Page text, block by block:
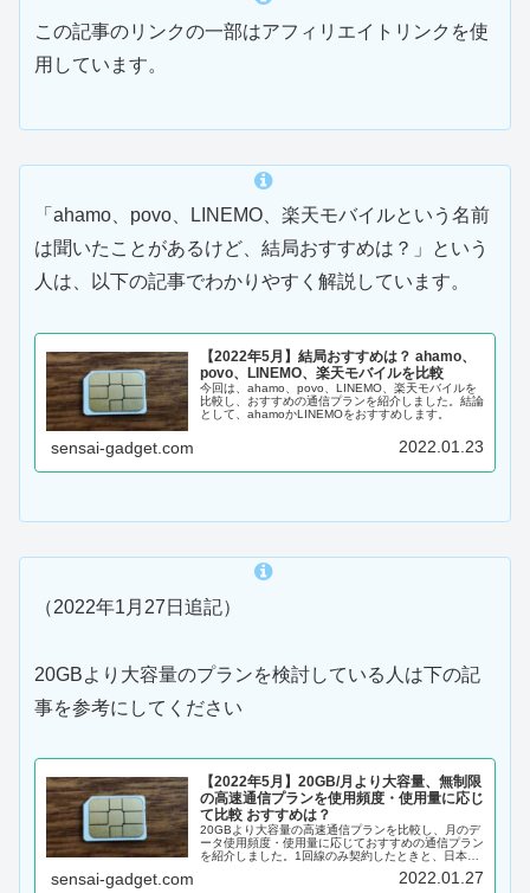
この記事のリンクの一部はアフィリエイトリンクを使
用しています。
「ahamo、povo、LINEMO、楽天モバイルという名前
は聞いたことがあるけど、結局おすすめは？」という
人は、以下の記事でわかりやすく解説しています。
【2022年5月】結局おすすめは？ ahamo、
povo、LINEMO、楽天モバイルを比較
今回は、ahamo、povo、LINEMO、楽天モバイルを
比較し、おすすめの通信プランを紹介しました。結論
として、ahamoかLINEMOをおすすめします。
sensai-gadget.com 2022.01.23
（2022年1月27日追記）
20GBより大容量のプランを検討している人は下の記
事を参考にしてください
【2022年5月】20GB/月より大容量、無制限
の高速通信プランを使用頻度・使用量に応じ
て比較 おすすめは？
20GBより大容量の高速通信プランを比較し、月のデ
ータ使用頻度・使用量に応じておすすめの通信プラン
を紹介しました。1回線のみ契約したときと、日本通
ときの最安プランを紹介したので、ぜひ参考にしてく
sensai-gadget.com 2022.01.27